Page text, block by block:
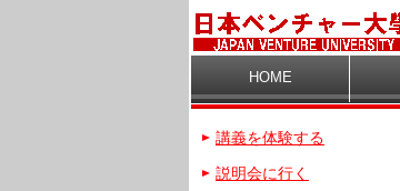
HOME
講義を体験する
説明会に行く